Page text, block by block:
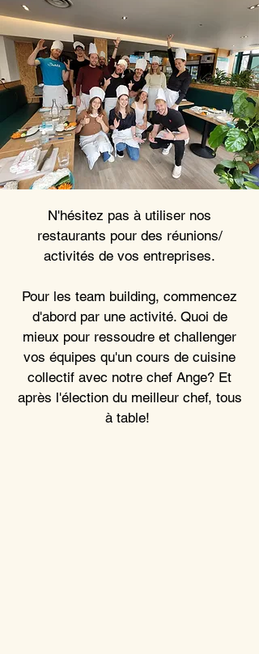
N'hésitez pas à utiliser nos
restaurants pour des réunions/
activités de vos entreprises.
Pour les team building, commencez
d'abord par une activité. Quoi de
mieux pour ressoudre et challenger
vos équipes qu'un cours de cuisine
collectif avec notre chef Ange? Et
après l'élection du meilleur chef, tous
à table!